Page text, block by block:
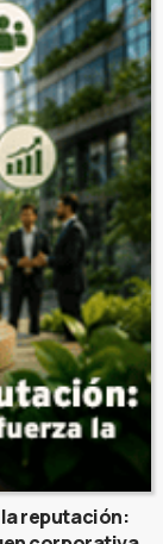
reputación: